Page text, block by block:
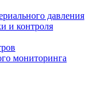
давления
и контроля
мониторинга